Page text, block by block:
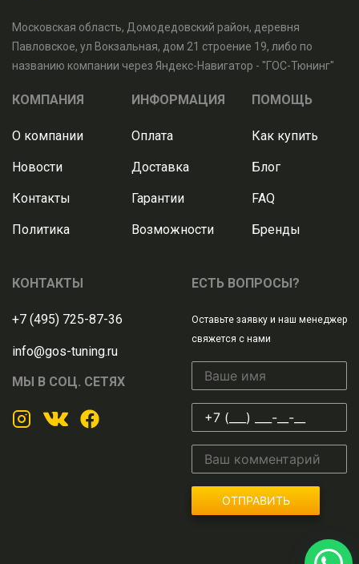
Московская область, Домодедовский район, деревня
Павловское, ул Вокзальная, дом 21 строение 19, либо по
названию компании через Яндекс-Навигатор - "ГОС-Тюнинг"
КОМПАНИЯ
О компании
Новости
Контакты
Политика
ИНФОРМАЦИЯ
Оплата
Доставка
Гарантии
Возможности
ПОМОЩЬ
Как купить
Блог
FAQ
Бренды
КОНТАКТЫ
+7 (495) 725-87-36
info@gos-tuning.ru
МЫ В СОЦ. СЕТЯХ
ЕСТЬ ВОПРОСЫ?
Оставьте заявку и наш менеджер
свяжется с нами
ОТПРАВИТЬ